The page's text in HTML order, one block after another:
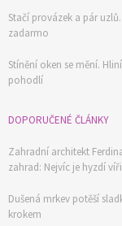
Stačí provázek a pár
zadarmo
Stínění oken se mění.
pohodlí
DOPORUČENÉ ČLÁNKY
Zahradní architekt
zahrad: Nejvíc je hyzdí
Dušená mrkev potěší
krokem